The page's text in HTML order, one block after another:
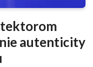
autenticity